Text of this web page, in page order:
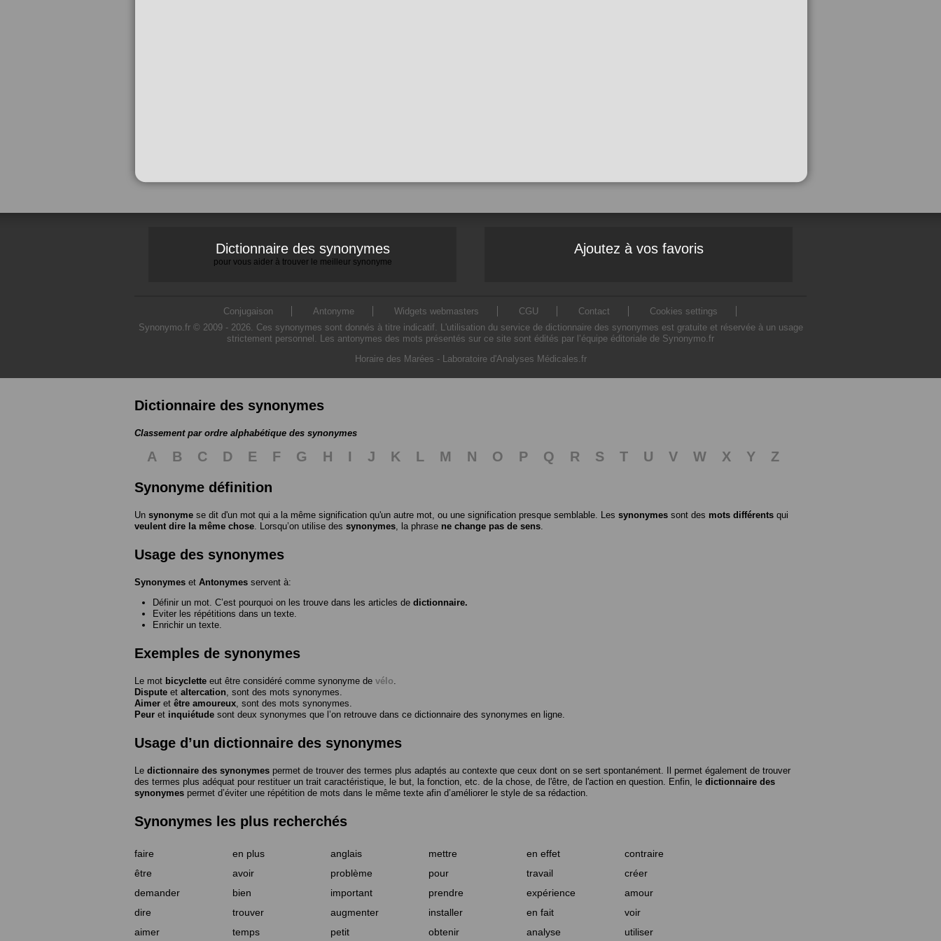
Dictionnaire des synonymes
pour vous aider à trouver le meilleur synonyme
Ajoutez à vos favoris
Conjugaison Antonyme Widgets webmasters CGU Contact
Cookies settings
Synonymo.fr © 2009 - 2026. Ces synonymes sont donnés à titre indicatif. L'utilisation du service de dictionnaire des synonymes est gratuite et réservée à un usage
strictement personnel. Les antonymes des mots présentés sur ce site sont édités par l’équipe éditoriale de Synonymo.fr
Horaire des Marées - Laboratoire d'Analyses Médicales.fr
Dictionnaire des synonymes
Classement par ordre alphabétique des synonymes
A B C D E F G H I J K L M N O P Q R S T U V W X Y
Z
Synonyme définition
Un synonyme se dit d'un mot qui a la même signification qu'un autre mot, ou une signification presque semblable. Les synonymes sont des mots différents qui
veulent dire la même chose . Lorsqu’on utilise des synonymes , la phrase ne change pas de sens
Usage des synonymes
Synonymes et Antonymes servent à:
Définir un mot. C’est pourquoi on les trouve dans les articles de dictionnaire.
Eviter les répétitions dans un texte.
Enrichir un texte.
Exemples de synonymes
Le mot bicyclette eut être considéré comme synonyme de vélo
Dispute et altercation , sont des mots synonymes.
Aimer et être amoureux , sont des mots synonymes.
Peur et inquiétude sont deux synonymes que l’on retrouve dans ce dictionnaire des synonymes en ligne.
Usage d’un dictionnaire des synonymes
Le dictionnaire des synonymes permet de trouver des termes plus adaptés au contexte que ceux dont on se sert spontanément. Il permet également de trouver
des termes plus adéquat pour restituer un trait caractéristique, le but, la fonction, etc. de la chose, de l'être, de l'action en question. Enfin, le dictionnaire des
synonymes permet d’éviter une répétition de mots dans le même texte afin d’améliorer le style de sa rédaction.
Synonymes les plus recherchés
faire en plus anglais mettre en effet
contraire
être
avoir problème pour travail
créer
demander
bien important prendre expérience
amour
dire
trouver augmenter installer en fait
voir
aimer
temps petit obtenir analyse utiliser